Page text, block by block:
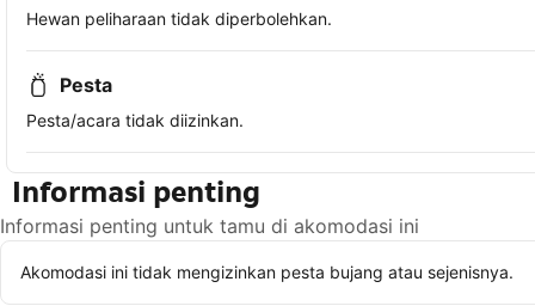
Hewan peliharaan tidak diperbolehkan.
Pesta
Pesta/acara tidak diizinkan.
Informasi penting
Informasi penting untuk tamu di akomodasi ini
Akomodasi ini tidak mengizinkan pesta bujang atau sejenisnya.